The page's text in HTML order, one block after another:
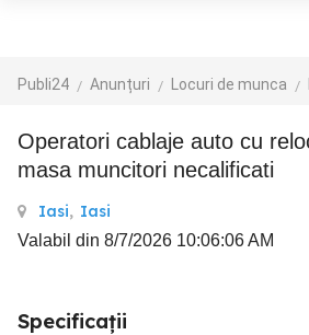
Publi24 Anunțuri Locuri de munca
Operatori cablaje auto cu relocare cazare
masa muncitori necalificati
Iasi, Iasi
Valabil din 8/7/2026 10:06:06 AM
Specificații